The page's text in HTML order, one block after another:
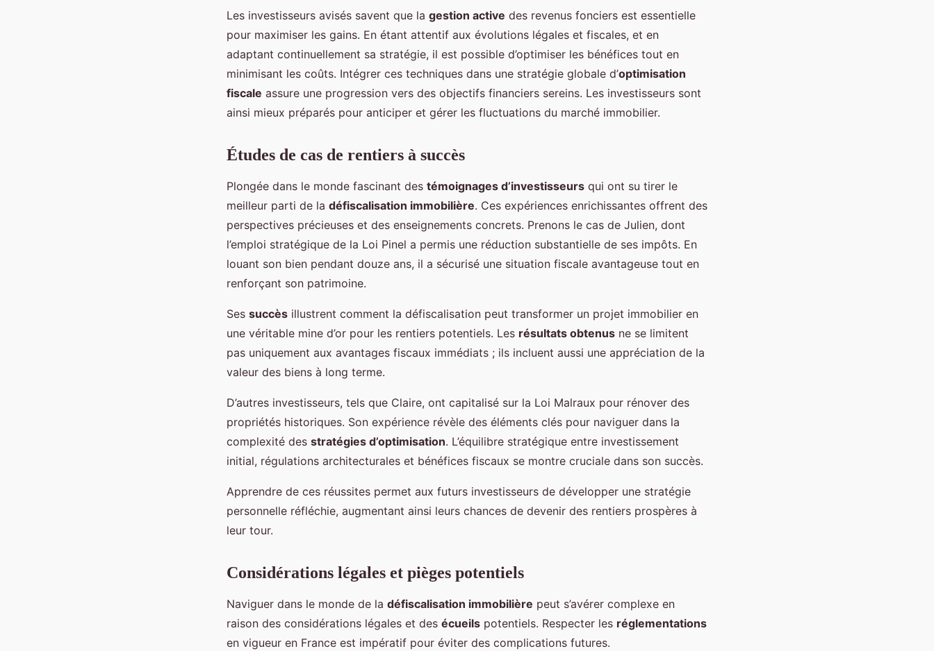
Les investisseurs avisés savent que la gestion active des revenus fonciers est essentielle
pour maximiser les gains. En étant attentif aux évolutions légales et fiscales, et en
adaptant continuellement sa stratégie, il est possible d’optimiser les bénéfices tout en
minimisant les coûts. Intégrer ces techniques dans une stratégie globale d’optimisation
fiscale assure une progression vers des objectifs financiers sereins. Les investisseurs sont
ainsi mieux préparés pour anticiper et gérer les fluctuations du marché immobilier.
Études de cas de rentiers à succès
Plongée dans le monde fascinant des témoignages d’investisseurs qui ont su tirer le
meilleur parti de la défiscalisation immobilière. Ces expériences enrichissantes offrent des
perspectives précieuses et des enseignements concrets. Prenons le cas de Julien, dont
l’emploi stratégique de la Loi Pinel a permis une réduction substantielle de ses impôts. En
louant son bien pendant douze ans, il a sécurisé une situation fiscale avantageuse tout en
renforçant son patrimoine.
Ses succès illustrent comment la défiscalisation peut transformer un projet immobilier en
une véritable mine d’or pour les rentiers potentiels. Les résultats obtenus ne se limitent
pas uniquement aux avantages fiscaux immédiats ; ils incluent aussi une appréciation de la
valeur des biens à long terme.
D’autres investisseurs, tels que Claire, ont capitalisé sur la Loi Malraux pour rénover des
propriétés historiques. Son expérience révèle des éléments clés pour naviguer dans la
complexité des stratégies d’optimisation. L’équilibre stratégique entre investissement
initial, régulations architecturales et bénéfices fiscaux se montre cruciale dans son succès.
Apprendre de ces réussites permet aux futurs investisseurs de développer une stratégie
personnelle réfléchie, augmentant ainsi leurs chances de devenir des rentiers prospères à
leur tour.
Considérations légales et pièges potentiels
Naviguer dans le monde de la défiscalisation immobilière peut s’avérer complexe en
raison des considérations légales et des écueils potentiels. Respecter les réglementations
en vigueur en France est impératif pour éviter des complications futures.